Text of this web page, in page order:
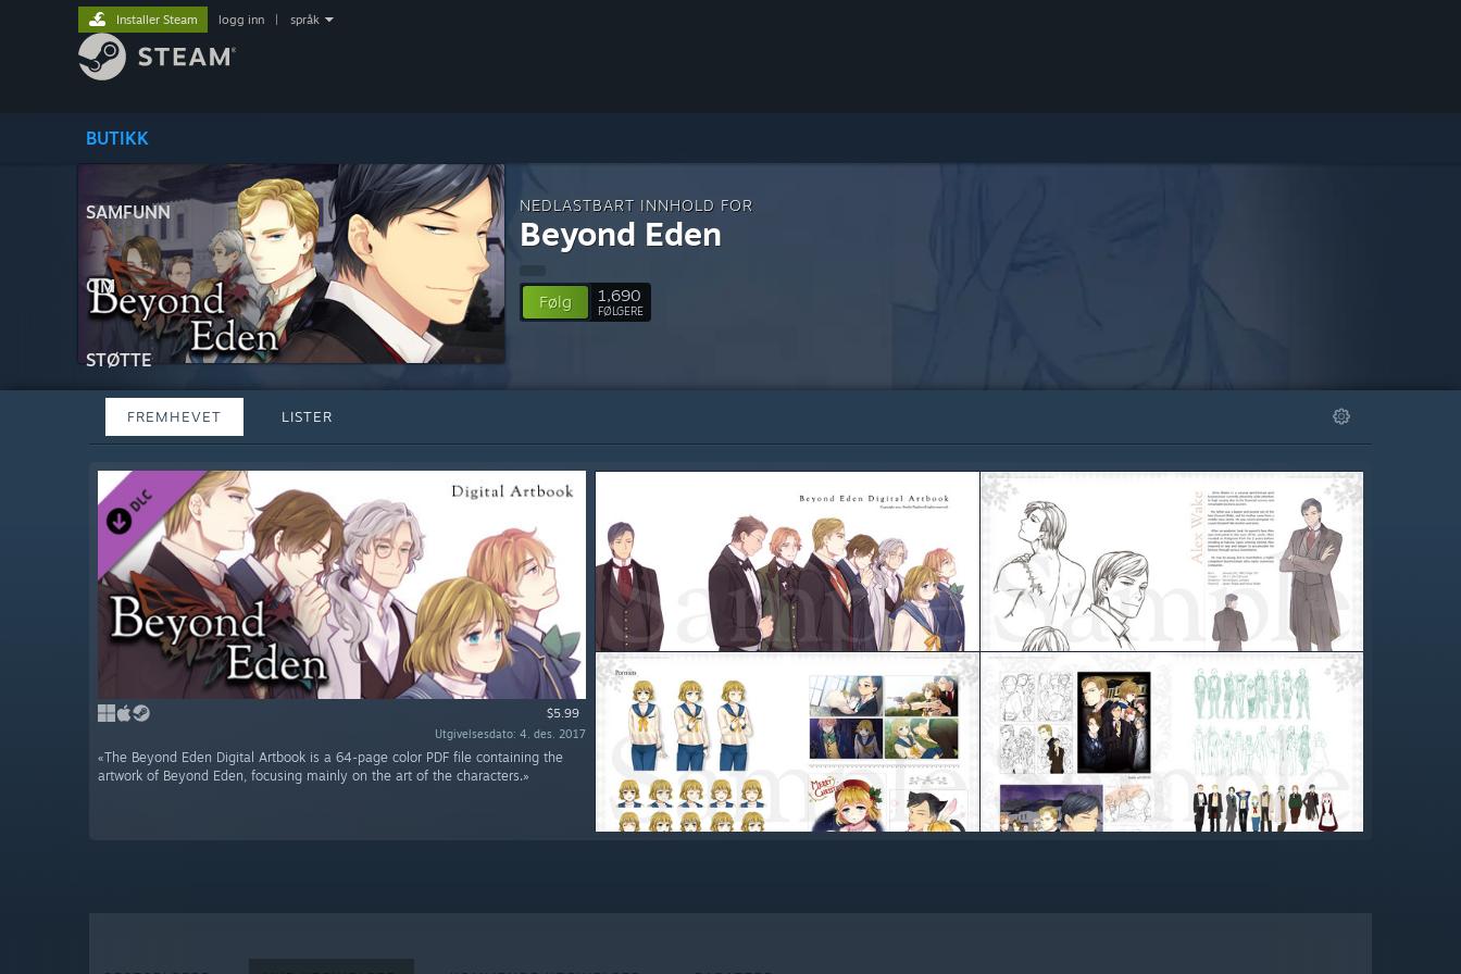
BUTIKK
SAMFUNN
OM
STØTTE
Installer Steam logg inn språk
NEDLASTBART INNHOLD FOR
Beyond Eden
Følg 1,690
FØLGERE
FREMHEVET LISTER
$5.99
Utgivelsesdato: 4. des. 2017
«The Beyond Eden Digital Artbook is a 64-page color PDF file containing the
artwork of Beyond Eden, focusing mainly on the art of the characters.»